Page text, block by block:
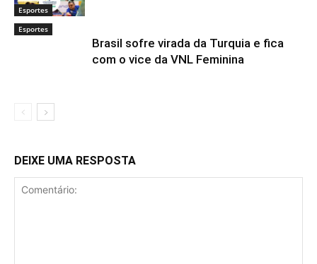
Esportes
Esportes
Brasil sofre virada da Turquia e fica
com o vice da VNL Feminina
DEIXE UMA RESPOSTA